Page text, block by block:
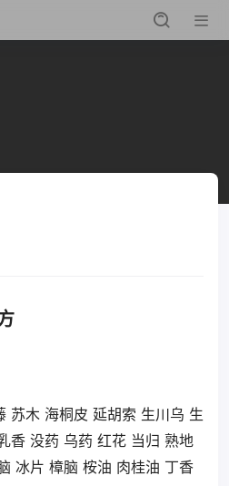
苏木 海桐皮 延胡索 生川乌 生
香 没药 乌药 红花 当归 熟地
冰片 樟脑 桉油 肉桂油 丁香